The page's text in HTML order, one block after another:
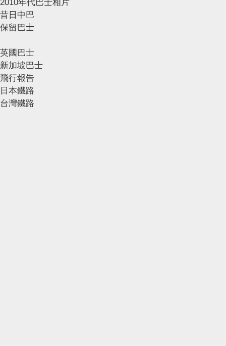
2010年代巴士相片
昔日中巴
保留巴士
英國巴士
新加坡巴士
飛行報告
日本鐵路
台灣鐵路